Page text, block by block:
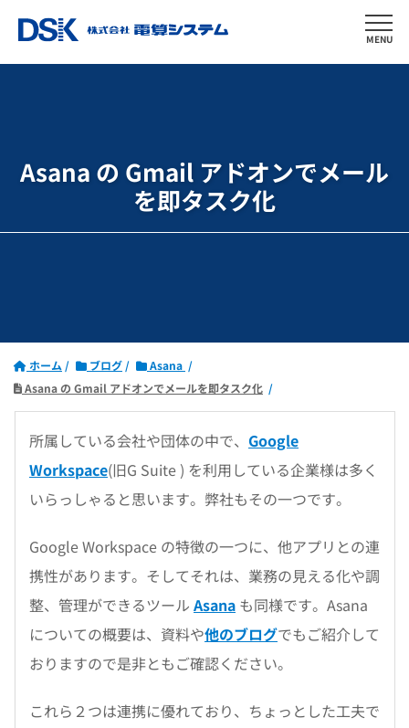
MENU
Asana の Gmail アドオンでメール
を即タスク化
ホーム ブログ
Asana
Asana の Gmail アドオンでメールを即タスク化
所属している会社や団体の中で、 Google
Workspace(旧G Suite ) を利用している企業様は多く
いらっしゃると思います。弊社もその一つです。
Google Workspace の特徴の一つに、他アプリとの連
携性があります。そしてそれは、業務の見える化や調
整、管理ができるツール Asana も同様です。Asana
についての概要は、資料や他のブログでもご紹介して
おりますので是非ともご確認ください。
これら２つは連携に優れており、ちょっとした工夫で